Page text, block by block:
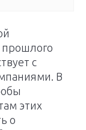
с
В
этих
о